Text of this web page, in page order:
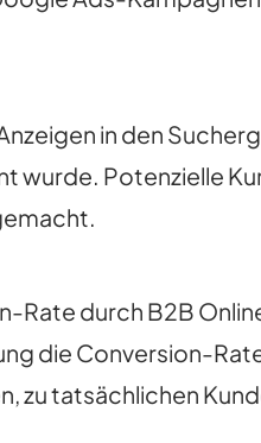
in den
wurde. Potenzielle
Rate durch B2B
die Conversion-
zu tatsächlichen